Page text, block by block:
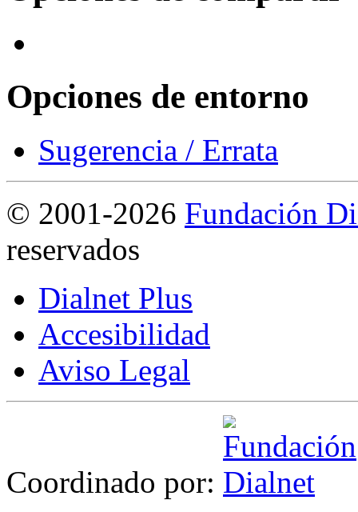
Opciones de entorno
Sugerencia / Errata
© 2001-2026 Fundación
reservados
Dialnet Plus
Accesibilidad
Aviso Legal
Coordinado por: